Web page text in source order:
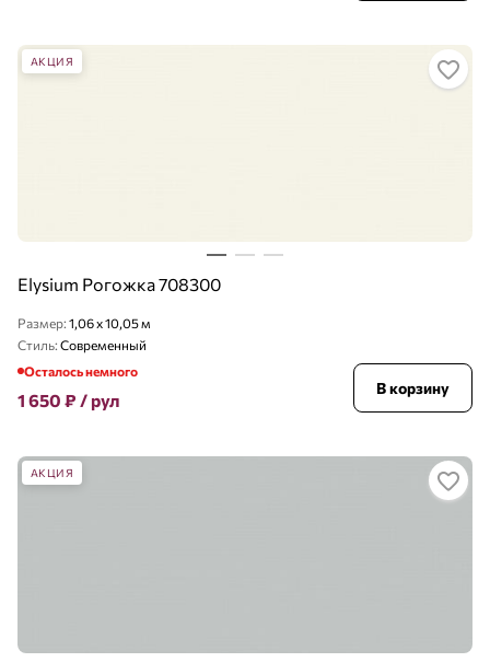
АКЦИЯ
Elysium Рогожка 708300
Размер: 1,06 x 10,05 м
Стиль: Современный
Осталось немного
1 650 ₽ / рул
В корзину
АКЦИЯ